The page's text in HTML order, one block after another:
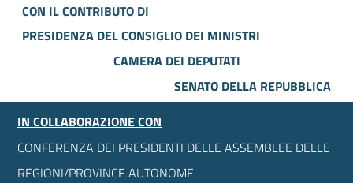
CON IL CONTRIBUTO DI
PRESIDENZA DEL CONSIGLIO DEI MINISTRI
CAMERA DEI DEPUTATI
SENATO DELLA REPUBBLICA
IN COLLABORAZIONE CON
CONFERENZA DEI PRESIDENTI DELLE ASSEMBLEE DELLE
REGIONI/PROVINCE AUTONOME